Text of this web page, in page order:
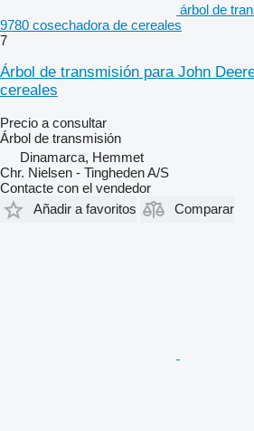
árbol de
9780 cosechadora de cereales
7
Árbol de transmisión para John
cereales
Precio a consultar
Árbol de transmisión
Dinamarca, Hemmet
Chr. Nielsen - Tingheden A/S
Contacte con el vendedor
Añadir a favoritos
Comparar